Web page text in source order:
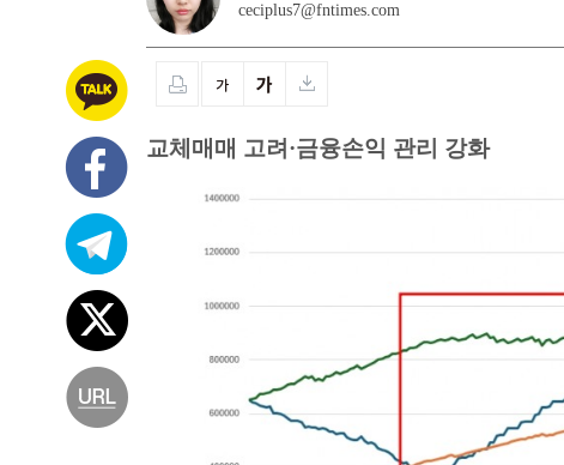
ceciplus7@fntimes.com
교체매매 고려·금융손익 관리 강화